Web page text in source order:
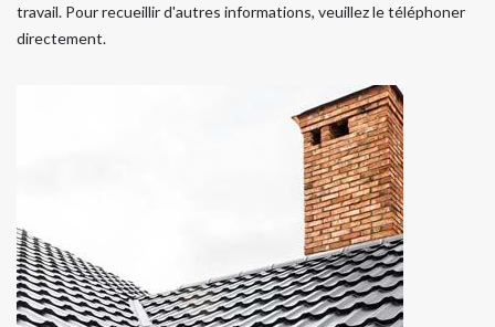
travail. Pour recueillir d'autres informations, veuillez le téléphoner
directement.